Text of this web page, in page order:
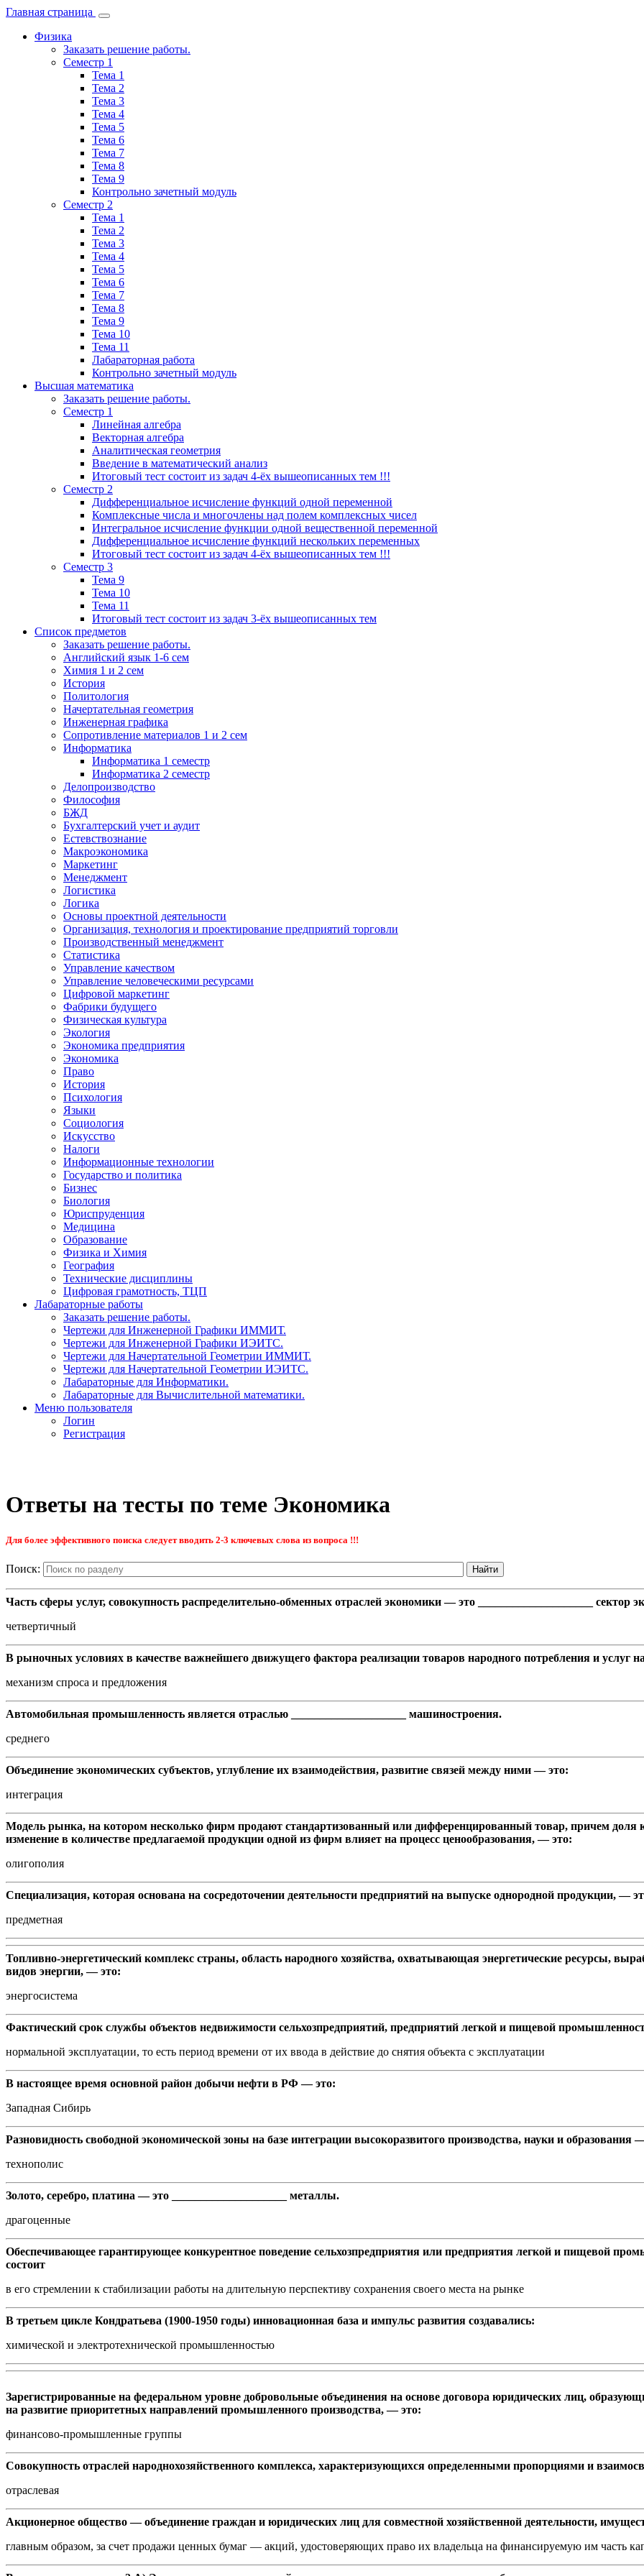
Главная страница
Физика
Заказать решение работы.
Семестр 1
Тема 1
Тема 2
Тема 3
Тема 4
Тема 5
Тема 6
Тема 7
Тема 8
Тема 9
Контрольно зачетный модуль
Семестр 2
Тема 1
Тема 2
Тема 3
Тема 4
Тема 5
Тема 6
Тема 7
Тема 8
Тема 9
Тема 10
Тема 11
Лабараторная работа
Контрольно зачетный модуль
Высшая математика
Заказать решение работы.
Семестр 1
Линейная алгебра
Векторная алгебра
Аналитическая геометрия
Введение в математический анализ
Итоговый тест состоит из задач 4-ёх вышеописанных тем !!!
Семестр 2
Дифференциальное исчисление функций одной переменной
Комплексные числа и многочлены над полем комплексных чисел
Интегральное исчисление функции одной вещественной переменной
Дифференциальное исчисление функций нескольких переменных
Итоговый тест состоит из задач 4-ёх вышеописанных тем !!!
Семестр 3
Тема 9
Тема 10
Тема 11
Итоговый тест состоит из задач 3-ёх вышеописанных тем
Список предметов
Заказать решение работы.
Английский язык 1-6 сем
Химия 1 и 2 сем
История
Политология
Начертательная геометрия
Инженерная графика
Сопротивление материалов 1 и 2 сем
Информатика
Информатика 1 семестр
Информатика 2 семестр
Делопроизводство
Философия
БЖД
Бухгалтерский учет и аудит
Естевствознание
Макроэкономика
Маркетинг
Менеджмент
Логистика
Логика
Основы проектной деятельности
Организация, технология и проектирование предприятий торговли
Производственный менеджмент
Статистика
Управление качеством
Управление человеческими ресурсами
Цифровой маркетинг
Фабрики будущего
Физическая культура
Экология
Экономика предприятия
Экономика
Право
История
Психология
Языки
Социология
Искусство
Налоги
Информационные технологии
Государство и политика
Бизнес
Биология
Юриспруденция
Медицина
Образование
Физика и Химия
География
Технические дисциплины
Цифровая грамотность, ТЦП
Лабараторные работы
Заказать решение работы.
Чертежи для Инженерной Графики ИММИТ.
Чертежи для Инженерной Графики ИЭИТС.
Чертежи для Начертательной Геометрии ИММИТ.
Чертежи для Начертательной Геометрии ИЭИТС.
Лабараторные для Информатики.
Лабараторные для Вычислительной математики.
Меню пользователя
Логин
Регистрация
Ответы на тесты по теме Экономика
Для более эффективного поиска следует вводить 2-3 ключевых слова из вопроса !!!
Поиск:
Часть сферы услуг, совокупность распределительно-обменных отраслей экономики — это ____________________ сектор
четвертичный
В рыночных условиях в качестве важнейшего движущего фактора реализации товаров народного потребления и услуг
механизм спроса и предложения
Автомобильная промышленность является отраслью ____________________ машиностроения.
среднего
Объединение экономических субъектов, углубление их взаимодействия, развитие связей между ними — это:
интеграция
Модель рынка, на котором несколько фирм продают стандартизованный или дифференцированный товар, причем доля
изменение в количестве предлагаемой продукции одной из фирм влияет на процесс ценообразования, — это:
олигополия
Специализация, которая основана на сосредоточении деятельности предприятий на выпуске однородной продукции, —
предметная
Топливно-энергетический комплекс страны, область народного хозяйства, охватывающая энергетические ресурсы,
видов энергии, — это:
энергосистема
Фактический срок службы объектов недвижимости сельхозпредприятий, предприятий легкой и пищевой
нормальной эксплуатации, то есть период времени от их ввода в действие до снятия объекта с эксплуатации
В настоящее время основной район добычи нефти в РФ — это:
Западная Сибирь
Разновидность свободной экономической зоны на базе интеграции высокоразвитого производства, науки и образования
технополис
Золото, серебро, платина — это ____________________ металлы.
драгоценные
Обеспечивающее гарантирующее конкурентное поведение сельхозпредприятия или предприятия легкой и пищевой
состоит
в его стремлении к стабилизации работы на длительную перспективу сохранения своего места на рынке
В третьем цикле Кондратьева (1900-1950 годы) инновационная база и импульс развития создавались:
химической и электротехнической промышленностью
Зарегистрированные на федеральном уровне добровольные объединения на основе договора юридических лиц,
на развитие приоритетных направлений промышленного производства, — это:
финансово-промышленные группы
Совокупность отраслей народнохозяйственного комплекса, характеризующихся определенными пропорциями и
отраслевая
Акционерное общество — объединение граждан и юридических лиц для совместной хозяйственной деятельности,
главным образом, за счет продажи ценных бумаг — акций, удостоверяющих право их владельца на финансируемую им часть